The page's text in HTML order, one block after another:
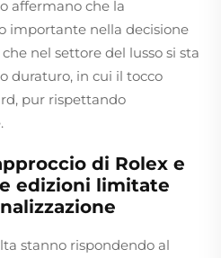
affermano che la
importante nella decisione
nel settore del lusso si sta
duraturo, in cui il tocco
pur rispettando
di Rolex e
edizioni limitate
stanno rispondendo al